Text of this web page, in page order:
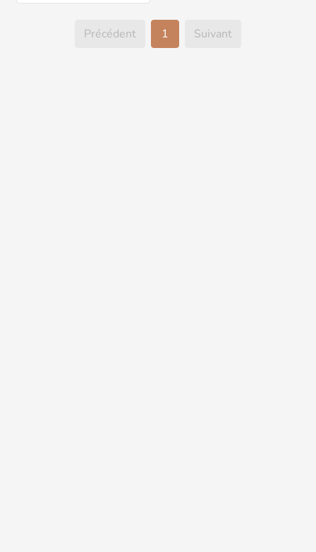
Précédent 1 Suivant